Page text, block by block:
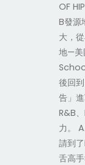
OF
B發源
大，
地—
後回
告」
R&B
力。
請到
舌高